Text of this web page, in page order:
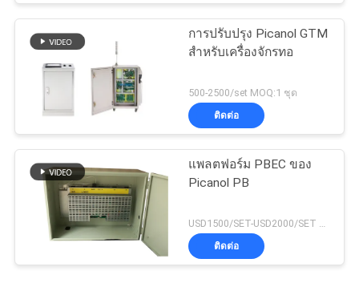
การปรับปรุง Picanol GTM
สําหรับเครื่องจักรทอ
500-2500/set MOQ:1 ชุด
ติดต่อ
แพลตฟอร์ม PBEC ของ
Picanol PB
ติดต่อ